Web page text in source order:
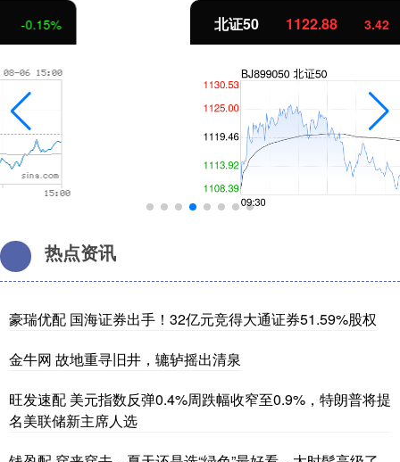
3.42 0.30%
热点资讯
豪瑞优配 国海证券出手！32亿元竞得大通证券51.59%股权
金牛网 故地重寻旧井，辘轳摇出清泉
旺发速配 美元指数反弹0.4%周跌幅收窄至0.9%，特朗普将提
名美联储新主席人选